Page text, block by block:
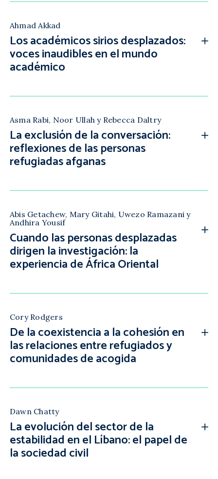
Ahmad Akkad
Los académicos sirios desplazados:
voces inaudibles en el mundo
académico
Asma Rabi, Noor Ullah y Rebecca Daltry
La exclusión de la conversación:
reflexiones de las personas
refugiadas afganas
Abis Getachew, Mary Gitahi, Uwezo Ramazani y
Andhira Yousif
Cuando las personas desplazadas
dirigen la investigación: la
experiencia de África Oriental
Cory Rodgers
De la coexistencia a la cohesión en
las relaciones entre refugiados y
comunidades de acogida
Dawn Chatty
La evolución del sector de la
estabilidad en el Líbano: el papel de
la sociedad civil